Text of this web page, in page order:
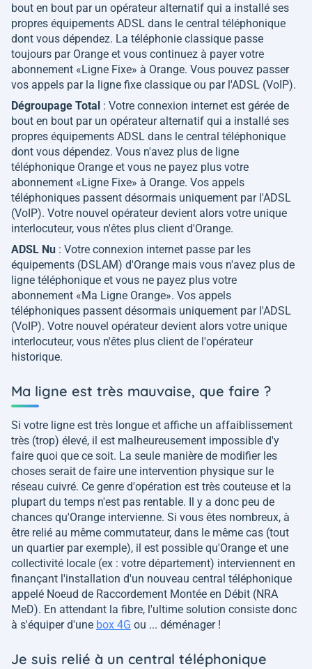
bout en bout par un opérateur alternatif qui a installé ses
propres équipements ADSL dans le central téléphonique
dont vous dépendez. La téléphonie classique passe
toujours par Orange et vous continuez à payer votre
abonnement «Ligne Fixe» à Orange. Vous pouvez passer
vos appels par la ligne fixe classique ou par l'ADSL (VoIP).
Dégroupage Total : Votre connexion internet est gérée de
bout en bout par un opérateur alternatif qui a installé ses
propres équipements ADSL dans le central téléphonique
dont vous dépendez. Vous n'avez plus de ligne
téléphonique Orange et vous ne payez plus votre
abonnement «Ligne Fixe» à Orange. Vos appels
téléphoniques passent désormais uniquement par l'ADSL
(VoIP). Votre nouvel opérateur devient alors votre unique
interlocuteur, vous n'êtes plus client d'Orange.
ADSL Nu : Votre connexion internet passe par les
équipements (DSLAM) d'Orange mais vous n'avez plus de
ligne téléphonique et vous ne payez plus votre
abonnement «Ma Ligne Orange». Vos appels
téléphoniques passent désormais uniquement par l'ADSL
(VoIP). Votre nouvel opérateur devient alors votre unique
interlocuteur, vous n'êtes plus client de l'opérateur
historique.
Ma ligne est très mauvaise, que faire ?
Si votre ligne est très longue et affiche un affaiblissement
très (trop) élevé, il est malheureusement impossible d'y
faire quoi que ce soit. La seule manière de modifier les
choses serait de faire une intervention physique sur le
réseau cuivré. Ce genre d'opération est très couteuse et la
plupart du temps n'est pas rentable. Il y a donc peu de
chances qu'Orange intervienne. Si vous êtes nombreux, à
être relié au même commutateur, dans le même cas (tout
un quartier par exemple), il est possible qu'Orange et une
collectivité locale (ex : votre département) interviennent en
finançant l'installation d'un nouveau central téléphonique
appelé Noeud de Raccordement Montée en Débit (NRA
MeD). En attendant la fibre, l'ultime solution consiste donc
à s'équiper d'une box 4G ou ... déménager !
Je suis relié à un central téléphonique